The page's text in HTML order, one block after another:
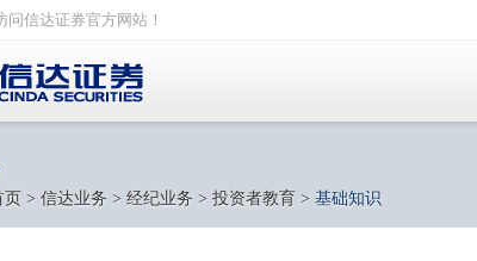
问信达证券官方网站！
页 > 信达业务 > 经纪业务 > 投资者教育 > 基础知识